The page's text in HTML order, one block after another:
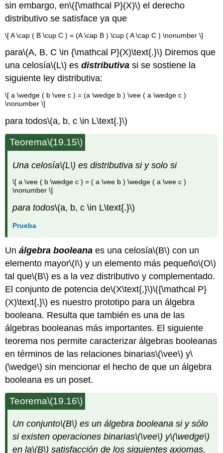
sin embargo, en\({\mathcal P}(X)\) el derecho
distributivo se satisface ya que
\[ A \cap ( B \cup C ) = (A \cap B ) \cup ( A \cap C ) \nonumber \]
para\(A, B, C \in {\mathcal P}(X)\text{.}\) Diremos que
una celosía\(L\) esdistributiva si se sostiene la
siguiente ley distributiva:
\[ a \wedge ( b \vee c ) = (a \wedge b ) \vee ( a \wedge c )
\nonumber \]
para todos\(a, b, c \in L\text{.}\)
Teorema\(19.15\)
Una celosía\(L\) es distributiva si y solo si
\[ a \vee ( b \wedge c ) = ( a \vee b ) \wedge ( a \vee c )
\nonumber \]
para todos\(a, b, c \in L\text{.}\)
Prueba
Unálgebra booleana es una celosía\(B\) con un
elemento mayor\(I\) y un elemento más pequeño\(O\)
tal que\(B\) es a la vez distributivo y complementado.
El conjunto de potencia de\(X\text{,}\)\({\mathcal P}
(X)\text{,}\) es nuestro prototipo para un álgebra
booleana. Resulta que también es una de las
álgebras booleanas más importantes. El siguiente
teorema nos permite caracterizar álgebras booleanas
en términos de las relaciones binarias\(\vee\) y\
(\wedge\) sin mencionar el hecho de que un álgebra
booleana es un poset.
Teorema\(19.16\)
Un conjunto\(B\) es un álgebra booleana si y sólo
si existen operaciones binarias\(\vee\) y\(\wedge\)
en la\(B\) satisfacción de los siguientes axiomas.